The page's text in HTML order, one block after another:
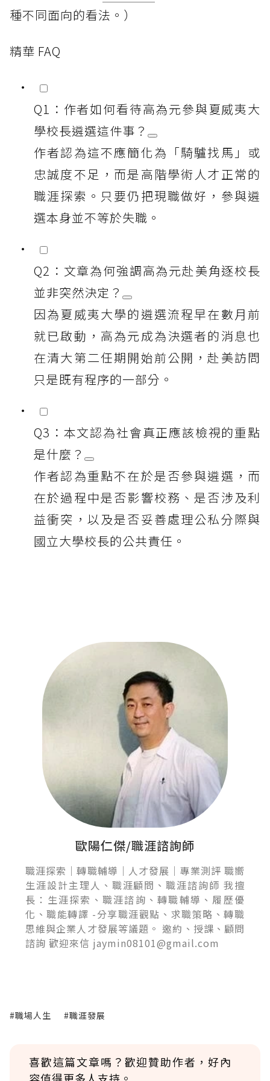
種不同面向的看法。）
精華 FAQ
Q1：作者如何看待高為元參與夏威夷大
學校長遴選這件事？
作者認為這不應簡化為「騎驢找馬」或
忠誠度不足，而是高階學術人才正常的
職涯探索。只要仍把現職做好，參與遴
選本身並不等於失職。
Q2：文章為何強調高為元赴美角逐校長
並非突然決定？
因為夏威夷大學的遴選流程早在數月前
就已啟動，高為元成為決選者的消息也
在清大第二任期開始前公開，赴美訪問
只是既有程序的一部分。
Q3：本文認為社會真正應該檢視的重點
是什麼？
作者認為重點不在於是否參與遴選，而
在於過程中是否影響校務、是否涉及利
益衝突，以及是否妥善處理公私分際與
國立大學校長的公共責任。
歐陽仁傑/職涯諮詢師
職涯探索｜轉職輔導｜人才發展｜專業測評 職嚮
生涯設計主理人、職涯顧問、職涯諮詢師 我擅
長：生涯探索、職涯諮詢、轉職輔導、履歷優
化、職能轉譯 -分享職涯觀點、求職策略、轉職
思維與企業人才發展等議題。 邀約、授課、顧問
諮詢 歡迎來信 jaymin08101@gmail.com
#職場人生 #職涯發展
喜歡這篇文章嗎？歡迎贊助作者，好內
容值得更多人支持。